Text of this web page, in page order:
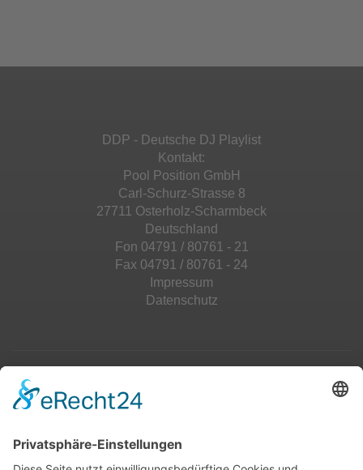
Usercentrics Consent
Management Platform&eRecht24
DDP - Deutsche DJ Playlist
Kontakt:
Pool Position GmbH
Carl-Schurz-Strasse 8
27711 Osterholz-Scharmbeck
Deutschland
Fon 04791 / 80761 - 21
Fax 04791 / 80761 - 24
Impressum
Datenschutz
Jahrescharts